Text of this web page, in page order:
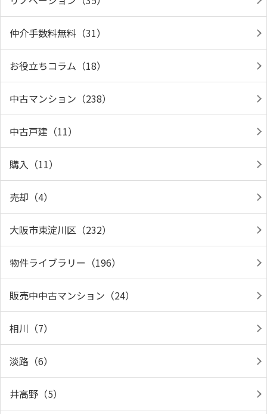
仲介手数料無料（31）
お役立ちコラム（18）
中古マンション（238）
中古戸建（11）
購入（11）
売却（4）
大阪市東淀川区（232）
物件ライブラリー（196）
販売中中古マンション（24）
相川（7）
淡路（6）
井高野（5）